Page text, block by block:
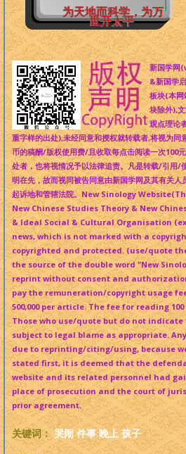
为天地而科学，为万
世开太平
新国学网
&新国学
板块(本网
块除外),
观点理论
重字样的出处),未经同意和授权就转载者,将视为同
币的稿酬/版权使用费/且收取每点击阅读一次100
处者，也将视情况予以法律追责。凡是转载/引用/
明在先，故而视同被告同意由新国学网及其有关
起诉地和管辖法院。New Sinology
New Chinese Studies Theory & New
& Ideal Social & Cultural Organisation
news, which is not marked with a
copyrighted and protected. (use/quote
the source of the double word "New
reprint without consent and
pay the remuneration/copyright usage
500,000 per article. The fee for reading
Those who use/quote but do not indicate
subject to legal blame as appropriate.
due to reprinting/citing/using, because
stated first, it is deemed that the
website and its related personnel had
place of prosecution and the court of
prior agreement.
关键词： 哭闹 件事 晚上 孩子